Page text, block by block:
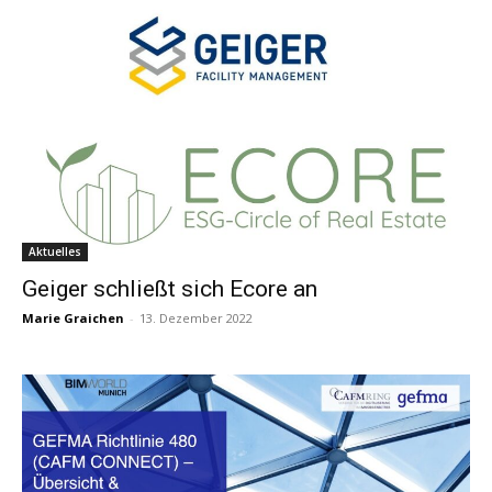
Aktuelles
Geiger schließt sich Ecore an
Marie Graichen - 13. Dezember 2022